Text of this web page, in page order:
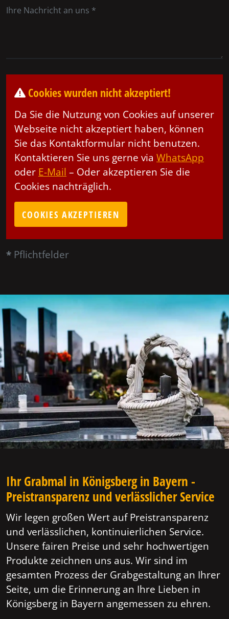
Cookies wurden nicht akzeptiert!
Da Sie die Nutzung von Cookies auf unserer
Webseite nicht akzeptiert haben, können
Sie das Kontaktformular nicht benutzen.
Kontaktieren Sie uns gerne via WhatsApp
oder E-Mail – Oder akzeptieren Sie die
Cookies nachträglich.
COOKIES AKZEPTIEREN
* Pflichtfelder
Ihr Grabmal in Königsberg in Bayern -
Preistransparenz und verlässlicher Service
Wir legen großen Wert auf Preistransparenz
und verlässlichen, kontinuierlichen Service.
Unsere fairen Preise und sehr hochwertigen
Produkte zeichnen uns aus. Wir sind im
gesamten Prozess der Grabgestaltung an Ihrer
Seite, um die Erinnerung an Ihre Lieben in
Königsberg in Bayern angemessen zu ehren.